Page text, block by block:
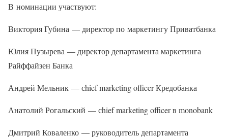
В номинации участвуют:
Виктория Губина — директор по маркетингу Приватбанка
Юлия Пузырева — директор департамента маркетинга
Райффайзен Банка
Андрей Мельник — сhief marketing officer Кредобанка
Анатолий Рогальский — сhief marketing officer в monobank
Дмитрий Коваленко — руководитель департамента